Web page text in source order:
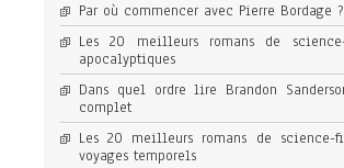
Par où commencer avec Pierre Bordage ?
Les 20 meilleurs romans de
apocalyptiques
Dans quel ordre lire Brandon
complet
Les 20 meilleurs romans de science-
voyages temporels